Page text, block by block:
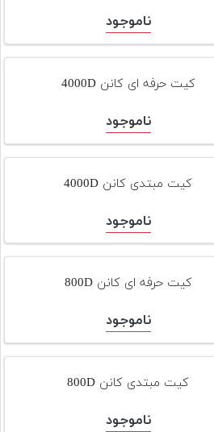
ناموجود
کیت حرفه ای کانن 4000D
ناموجود
کیت مبتدی کانن 4000D
ناموجود
کیت حرفه ای کانن 800D
ناموجود
کیت مبتدی کانن 800D
ناموجود